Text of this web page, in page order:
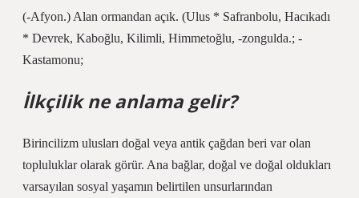
(-Afyon.) Alan ormandan açık. (Ulus * Safranbolu, Hacıkadı
* Devrek, Kaboğlu, Kilimli, Himmetoğlu, -zongulda.; -
Kastamonu;
İlkçilik ne anlama gelir?
Birincilizm ulusları doğal veya antik çağdan beri var olan
topluluklar olarak görür. Ana bağlar, doğal ve doğal oldukları
varsayılan sosyal yaşamın belirtilen unsurlarından